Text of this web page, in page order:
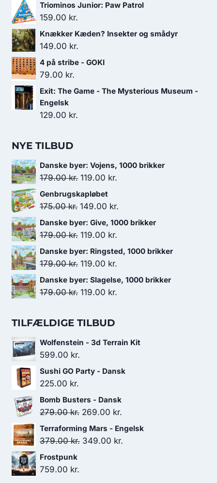
Triominos Junior: Paw Patrol
159.00 kr.
Knækker Kæden? Insekter og smådyr
149.00 kr.
4 på stribe - GOKI
79.00 kr.
Exit: The Game - The Mysterious Museum -
Engelsk
129.00 kr.
NYE TILBUD
Danske byer: Vojens, 1000 brikker
179.00kr. Den
oprindelige
pris
179.00 kr..
119.00 kr.
Genbrugskapløbet
175.00kr. Den
oprindelige
pris
175.00 kr..
149.00 kr.
aktuelle
149.00 kr..
Danske byer: Give, 1000 brikker
179.00kr. Den
oprindelige
pris
179.00 kr..
119.00 kr.
aktuelle
119.00 kr..
Danske byer: Ringsted, 1000 brikker
179.00kr. Den
oprindelige
pris
119.00 kr.
aktuelle
Danske byer: Slagelse, 1000 brikker
179.00kr. Den
pris
179.00 kr..
119.00 kr.
119.00 kr..
TILFÆLDIGE TILBUD
Wolfenstein - 3d Terrain Kit
599.00 kr.
Sushi GO Party - Dansk
225.00 kr.
Bomb Busters - Dansk
279.00kr. Den
oprindelige
pris
269.00 kr.
aktuelle
Terraforming Mars - Engelsk
379.00kr. Den
349.00 kr.
Frostpunk
759.00 kr.